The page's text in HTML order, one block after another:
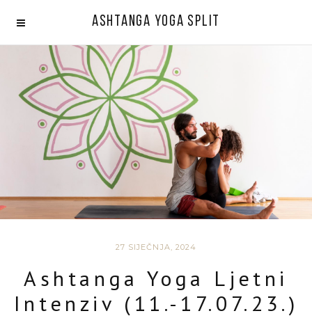
Ashtanga Yoga Split
27 SIJEČNJA, 2024
Ashtanga Yoga Ljetni
Intenziv (11.-17.07.23.)